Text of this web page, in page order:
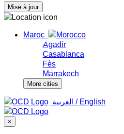
Maroc
Agadir
Casablanca
Fès
Marrakech
More cities
‏العربية ‏ / English
×